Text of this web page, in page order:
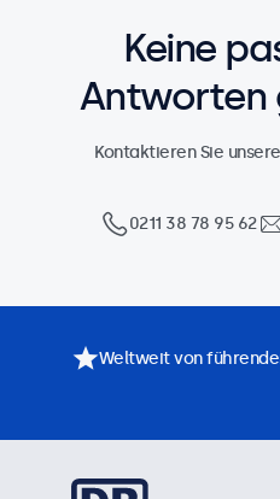
Keine
Antworten
Kontaktieren Sie
0211 38 78 95 62
Weltweit von